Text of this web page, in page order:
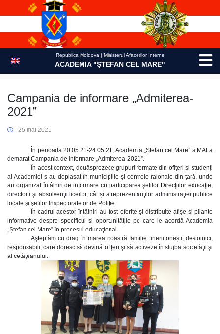
Republica Moldova | Ministerul Afacerilor Interne
ACADEMIA "ŞTEFAN CEL MARE"
Campania de informare „Admiterea-
2021”
25 mai 2021
În perioada 20.05.21-24.05.21, Academia „Ștefan cel Mare” a MAI a
demarat Campania de informare „Admiterea-2021”.
În acest context, douăsprezece grupuri formate din ofițeri şi studenți
ai Academiei s-au deplasat în municipiile şi centrele raionale din țară, unde
au organizat întâlniri de informare cu participarea şefilor Direcţiilor educaţie,
directorii şi absolvenţii liceilor, cât și a reprezentanţilor administraţiei publice
locale şi şefilor Inspectoratelor de Poliţie.
În cadrul acestor întâlniri au fost oferite şi distribuite afişe şi pliante
informative despre specificul şi oportunităţile pe care le acordă Academia
„Ștefan cel Mare” în procesul educaţional.
Aşteptăm cu drag în marea noastră familie tinerii onești, destoinici,
responsabili, care doresc să devină ofiţeri şi să activeze în slujba societăţii şi
al cetăţeanului.